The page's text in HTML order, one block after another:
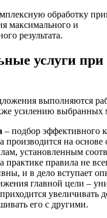
обработку
максимального и
результата.
услуги при
выполняются
усилению выбранных
– подбор эффективного
производится на
установленным
практике правила не
и в дело вступает
главной цели –
увеличивать
его с другими.